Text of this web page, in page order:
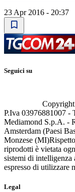
23 Apr 2016 - 20:37
Seguici su
P.Iva 03976881007 -
Mediamond S.p.A. -
Amsterdam (Paesi
Monzese (MI)
riprodotti è vietata
sistemi di
espresso di utilizzare
Legal